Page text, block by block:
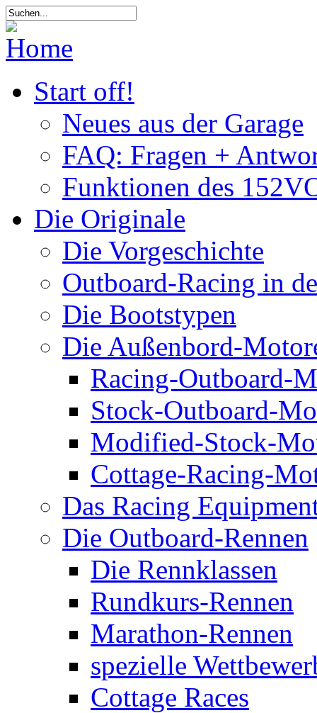
Start off!
Neues aus der Garage
FAQ: Fragen +
Funktionen des
Die Originale
Die Vorgeschichte
Outboard-Racing in
Die Bootstypen
Die Außenbord-
Racing-Outboard-
Stock-Outboard-
Modified-Stock-
Cottage-Racing-
Das Racing
Die Outboard-Rennen
Die Rennklassen
Rundkurs-Rennen
Marathon-Rennen
spezielle
Cottage Races